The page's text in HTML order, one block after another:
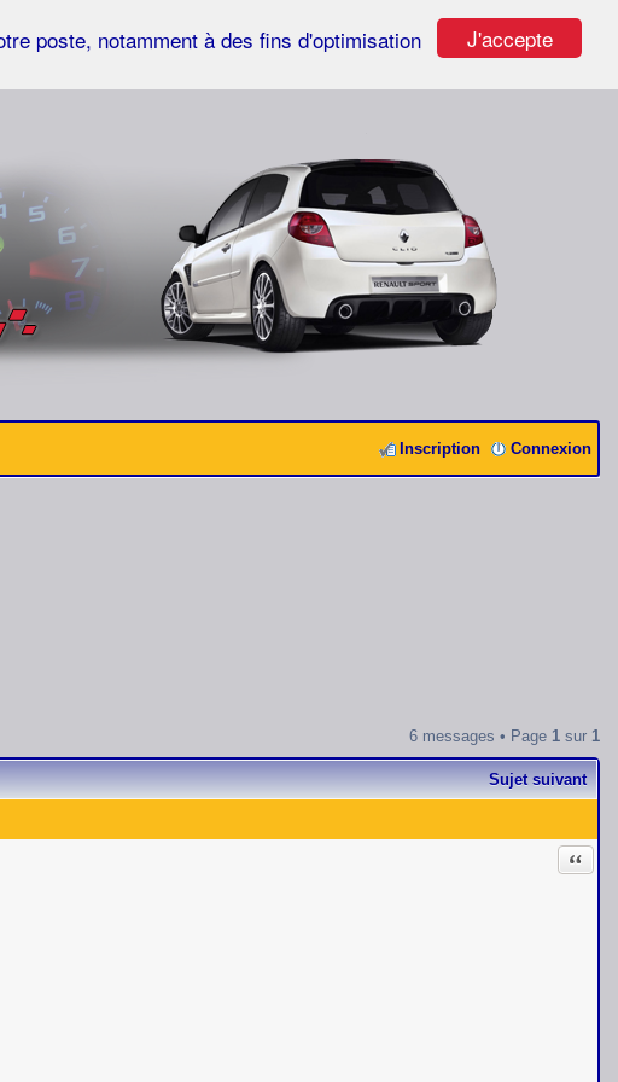
J'accepte
poste, notamment à des fins d'optimisation
Connexion
Inscription
6 messages • Page 1 sur 1
Sujet suivant